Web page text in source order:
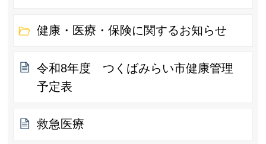
健康・医療・保険に関するお知らせ
令和8年度 つくばみらい市健康管理
予定表
救急医療